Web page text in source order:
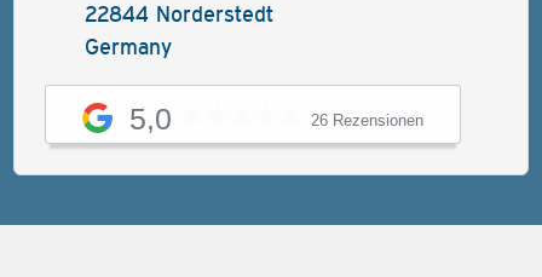
22844 Norderstedt
Germany
5,0 26 Rezensionen